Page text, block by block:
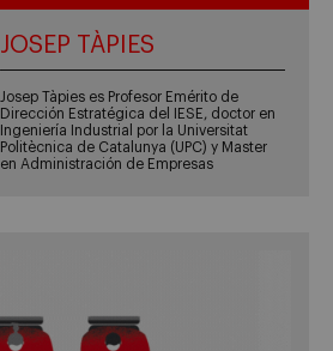
JOSEP TÀPIES
Josep Tàpies es Profesor Emérito de
Dirección Estratégica del IESE, doctor en
Ingeniería Industrial por la Universitat
Politècnica de Catalunya (UPC) y Master
en Administración de Empresas